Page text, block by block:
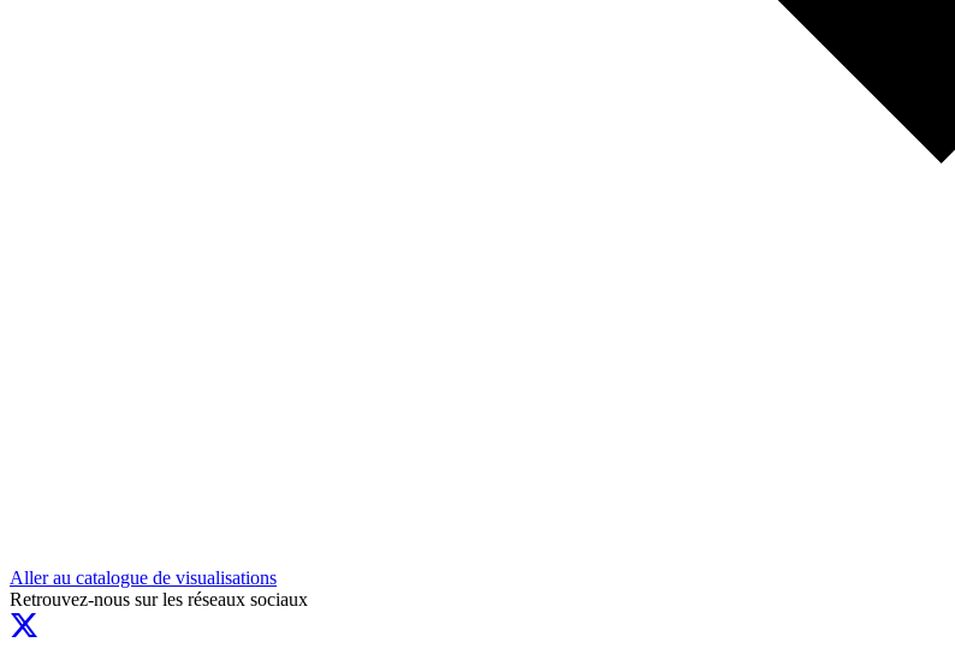
Aller au catalogue de visualisations
Retrouvez-nous sur les réseaux sociaux